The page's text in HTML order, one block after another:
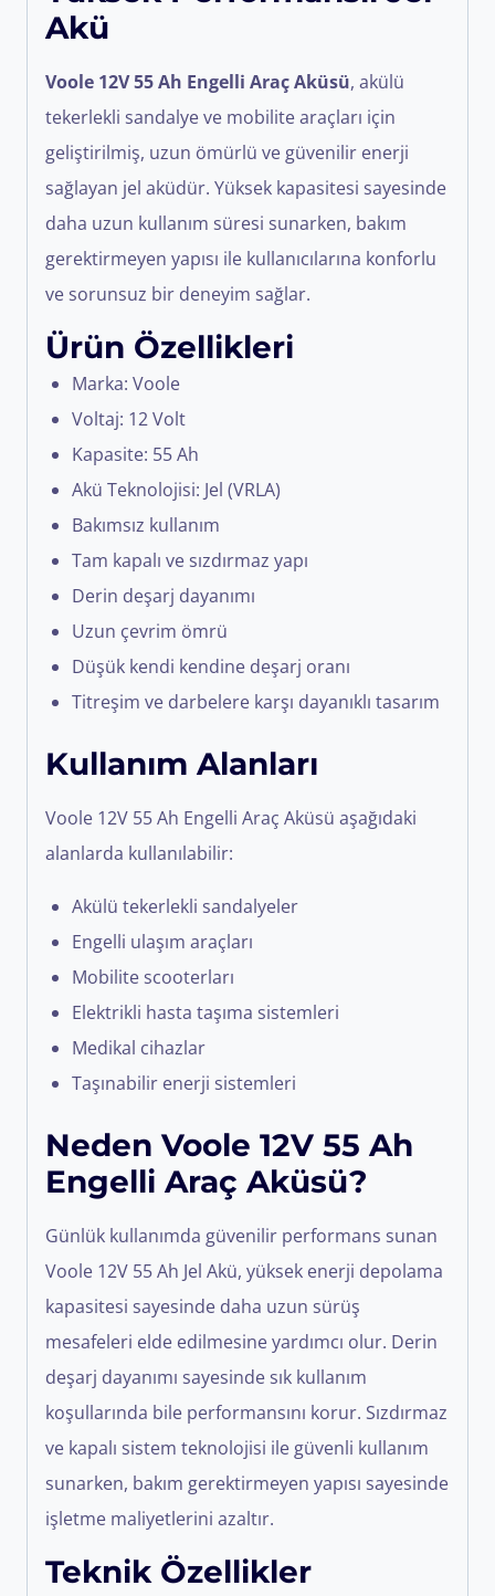
Akü
Voole 12V 55 Ah Engelli Araç Aküsü, akülü
tekerlekli sandalye ve mobilite araçları için
geliştirilmiş, uzun ömürlü ve güvenilir enerji
sağlayan jel aküdür. Yüksek kapasitesi sayesinde
daha uzun kullanım süresi sunarken, bakım
gerektirmeyen yapısı ile kullanıcılarına konforlu
ve sorunsuz bir deneyim sağlar.
Ürün Özellikleri
Marka: Voole
Voltaj: 12 Volt
Kapasite: 55 Ah
Akü Teknolojisi: Jel (VRLA)
Bakımsız kullanım
Tam kapalı ve sızdırmaz yapı
Derin deşarj dayanımı
Uzun çevrim ömrü
Düşük kendi kendine deşarj oranı
Titreşim ve darbelere karşı dayanıklı tasarım
Kullanım Alanları
Voole 12V 55 Ah Engelli Araç Aküsü aşağıdaki
alanlarda kullanılabilir:
Akülü tekerlekli sandalyeler
Engelli ulaşım araçları
Mobilite scooterları
Elektrikli hasta taşıma sistemleri
Medikal cihazlar
Taşınabilir enerji sistemleri
Neden Voole 12V 55 Ah
Engelli Araç Aküsü?
Günlük kullanımda güvenilir performans sunan
Voole 12V 55 Ah Jel Akü, yüksek enerji depolama
kapasitesi sayesinde daha uzun sürüş
mesafeleri elde edilmesine yardımcı olur. Derin
deşarj dayanımı sayesinde sık kullanım
koşullarında bile performansını korur. Sızdırmaz
ve kapalı sistem teknolojisi ile güvenli kullanım
sunarken, bakım gerektirmeyen yapısı sayesinde
işletme maliyetlerini azaltır.
Teknik Özellikler